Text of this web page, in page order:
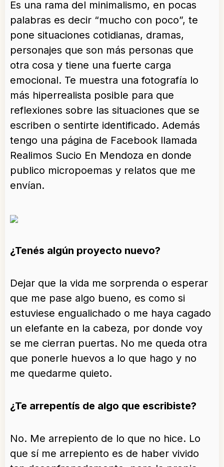
Es una rama del minimalismo, en pocas
palabras es decir “mucho con poco”, te
pone situaciones cotidianas, dramas,
personajes que son más personas que
otra cosa y tiene una fuerte carga
emocional. Te muestra una fotografía lo
más hiperrealista posible para que
reflexiones sobre las situaciones que se
escriben o sentirte identificado. Además
tengo una página de Facebook llamada
Realimos Sucio En Mendoza en donde
publico micropoemas y relatos que me
envían.
¿Tenés algún proyecto nuevo?
Dejar que la vida me sorprenda o esperar
que me pase algo bueno, es como si
estuviese engualichado o me haya cagado
un elefante en la cabeza, por donde voy
se me cierran puertas. No me queda otra
que ponerle huevos a lo que hago y no
me quedarme quieto.
¿Te arrepentís de algo que escribiste?
No. Me arrepiento de lo que no hice. Lo
que sí me arrepiento es de haber vivido